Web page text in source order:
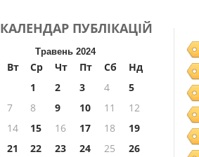
КАЛЕНДАР ПУБЛІКАЦІЙ
Травень 2024
Вт Ср Чт Пт Сб
Нд
1
2 3 4
5
7 8 9 10 11
12
14 15 16 17 18
19
21 22 23 24 25 26